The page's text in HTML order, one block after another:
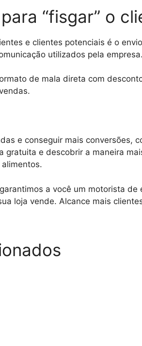
“fisgar” o
e clientes potenciais é o
utilizados pela
de mala direta com
e conseguir mais conversões,
gratuita e descobrir a maneira
a você um motorista
loja vende. Alcance mais